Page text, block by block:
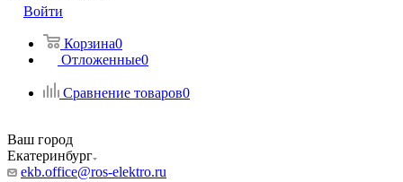
Войти
Корзина0
Отложенные0
Сравнение товаров0
Ваш город
Екатеринбург
ekb.office@ros-elektro.ru